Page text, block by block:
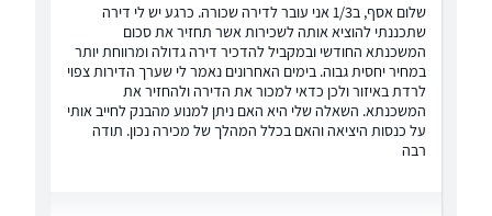
שלום אסף, ב1/3 אני עובר לדירה שכורה. כרגע יש לי דירה
שתכננתי להוציא אותה לשכירות אשר תחזיר את סכום
המשכנתא החודשי ובמקביל להדכיר דירה גדולה ומרווחת יותר
במחיר יחסית גבוה. בימים האחרונים נאמר לי שערך הדירות צפוי
לרדת באיזור ולכן כדאי למכור את הדירה ולהחזיר את
המשכנתא. השאלה שלי היא האם ניתן למנוע מהבנק לחייב אותי
על כנסות היציאה והאם בכלל המהלך של מכירה נכון. תודה
רבה